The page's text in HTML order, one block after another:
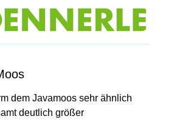
dem Javamoos sehr ähnlich
deutlich größer